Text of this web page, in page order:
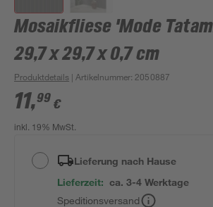
Mosaikfliese 'Mode
29,7 x 29,7 x 0,7 cm
Produktdetails | Artikelnummer: 2050887
11,99 €
inkl. 19% MwSt.
Lieferung nach Hause
Lieferzeit: ca. 3-4 Werktage
Speditionsversand